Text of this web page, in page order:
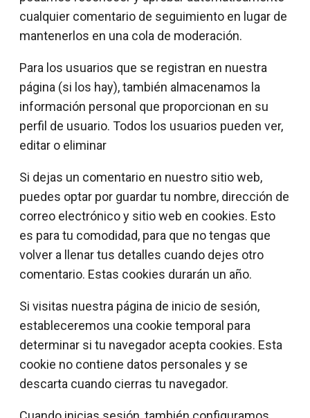
cualquier comentario de seguimiento en lugar de
mantenerlos en una cola de moderación.
Para los usuarios que se registran en nuestra
página (si los hay), también almacenamos la
información personal que proporcionan en su
perfil de usuario. Todos los usuarios pueden ver,
editar o eliminar
Si dejas un comentario en nuestro sitio web,
puedes optar por guardar tu nombre, dirección de
correo electrónico y sitio web en cookies. Esto
es para tu comodidad, para que no tengas que
volver a llenar tus detalles cuando dejes otro
comentario. Estas cookies durarán un año.
Si visitas nuestra página de inicio de sesión,
estableceremos una cookie temporal para
determinar si tu navegador acepta cookies. Esta
cookie no contiene datos personales y se
descarta cuando cierras tu navegador.